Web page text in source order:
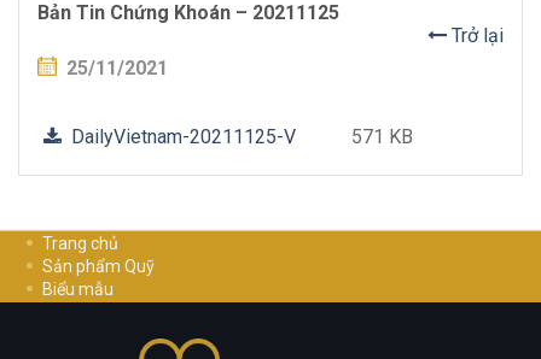
Bản Tin Chứng Khoán – 20211125
Trở lại
25/11/2021
DailyVietnam-20211125-V 571 KB
Trang chủ
Sản phẩm Quỹ
Biểu mẫu
Cơ Hội Nghề Nghiệp